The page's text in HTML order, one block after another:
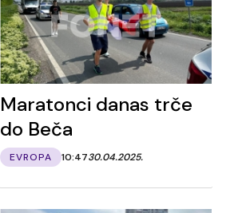
Maratonci danas trče
do Beča
EVROPA 10:4730.04.2025.